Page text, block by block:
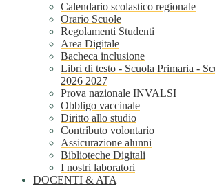
Calendario scolastico regionale
Orario Scuole
Regolamenti Studenti
Area Digitale
Bacheca inclusione
Libri di testo - Scuola Primaria -
2026 2027
Prova nazionale INVALSI
Obbligo vaccinale
Diritto allo studio
Contributo volontario
Assicurazione alunni
Biblioteche Digitali
I nostri laboratori
DOCENTI & ATA